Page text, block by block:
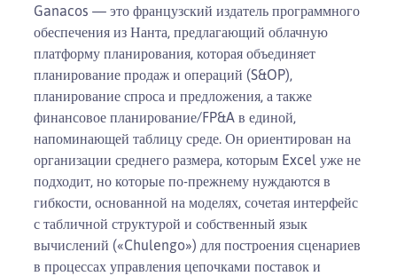
Ganacos — это французский издатель программного
обеспечения из Нанта, предлагающий облачную
платформу планирования, которая объединяет
планирование продаж и операций (S&OP),
планирование спроса и предложения, а также
финансовое планирование/FP&A в единой,
напоминающей таблицу среде. Он ориентирован на
организации среднего размера, которым Excel уже не
подходит, но которые по-прежнему нуждаются в
гибкости, основанной на моделях, сочетая интерфейс
с табличной структурой и собственный язык
вычислений («Chulengo») для построения сценариев
в процессах управления цепочками поставок и